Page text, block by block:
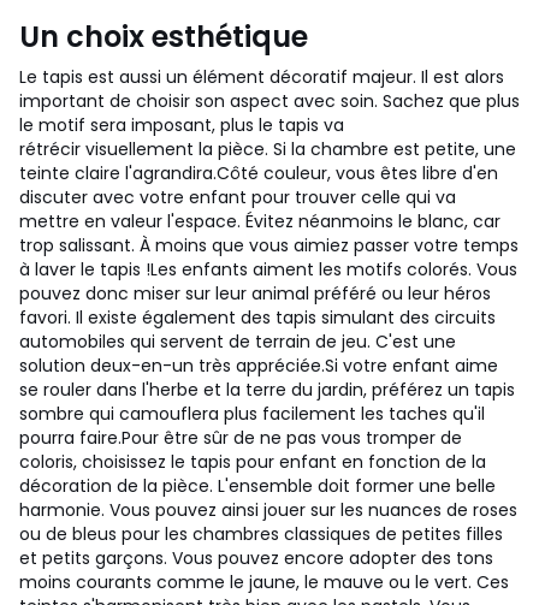
Un choix esthétique
Le tapis est aussi un élément décoratif majeur. Il est alors
important de choisir son aspect avec soin. Sachez que plus
le motif sera imposant, plus le tapis va
rétrécir visuellement la pièce. Si la chambre est petite, une
teinte claire l'agrandira.Côté couleur, vous êtes libre d'en
discuter avec votre enfant pour trouver celle qui va
mettre en valeur l'espace. Évitez néanmoins le blanc, car
trop salissant. À moins que vous aimiez passer votre temps
à laver le tapis !Les enfants aiment les motifs colorés. Vous
pouvez donc miser sur leur animal préféré ou leur héros
favori. Il existe également des tapis simulant des circuits
automobiles qui servent de terrain de jeu. C'est une
solution deux-en-un très appréciée.Si votre enfant aime
se rouler dans l'herbe et la terre du jardin, préférez un tapis
sombre qui camouflera plus facilement les taches qu'il
pourra faire.Pour être sûr de ne pas vous tromper de
coloris, choisissez le tapis pour enfant en fonction de la
décoration de la pièce. L'ensemble doit former une belle
harmonie. Vous pouvez ainsi jouer sur les nuances de roses
ou de bleus pour les chambres classiques de petites filles
et petits garçons. Vous pouvez encore adopter des tons
moins courants comme le jaune, le mauve ou le vert. Ces